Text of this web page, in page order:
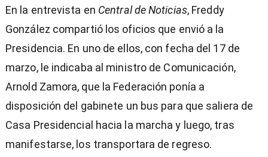
En la entrevista en Central de Noticias, Freddy
González compartió los oficios que envió a la
Presidencia. En uno de ellos, con fecha del 17 de
marzo, le indicaba al ministro de Comunicación,
Arnold Zamora, que la Federación ponía a
disposición del gabinete un bus para que saliera de
Casa Presidencial hacia la marcha y luego, tras
manifestarse, los transportara de regreso.